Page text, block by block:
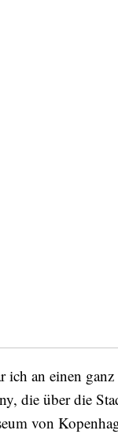
ich an einen
die über die
von